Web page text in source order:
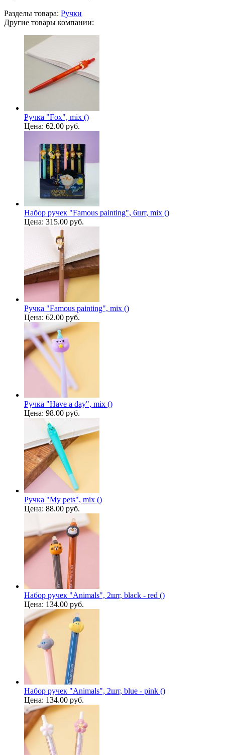
Разделы товара: Ручки
Другие товары компании:
Ручка "Fox", mix ()
Цена: 62.00 руб.
Набор ручек "Famous painting", 6шт, mix ()
Цена: 315.00 руб.
Ручка "Famous painting", mix ()
Цена: 62.00 руб.
Ручка "Have a day", mix ()
Цена: 98.00 руб.
Ручка "My pets", mix ()
Цена: 88.00 руб.
Набор ручек "Animals", 2шт, black - red ()
Цена: 134.00 руб.
Набор ручек "Animals", 2шт, blue - pink ()
Цена: 134.00 руб.